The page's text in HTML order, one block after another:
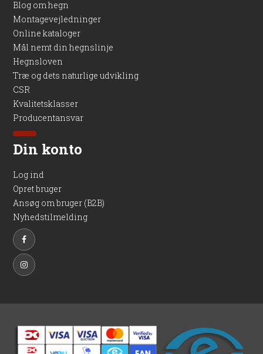
Blog om hegn
Montagevejledninger
Online kataloger
Mål nemt din hegnslinje
Hegnsloven
Træ og dets naturlige udvikling
CSR
Kvalitetsklasser
Producentansvar
Din konto
Log ind
Opret bruger
Ansøg om bruger (B2B)
Nyhedstilmelding